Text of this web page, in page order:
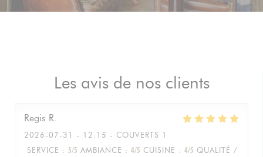
Les avis de nos clients
Regis R
2026-07-31
- 12:15 - COUVERTS 1
SERVICE : 5/5 AMBIANCE : 4/5 CUISINE : 4/5 QUALITÉ /